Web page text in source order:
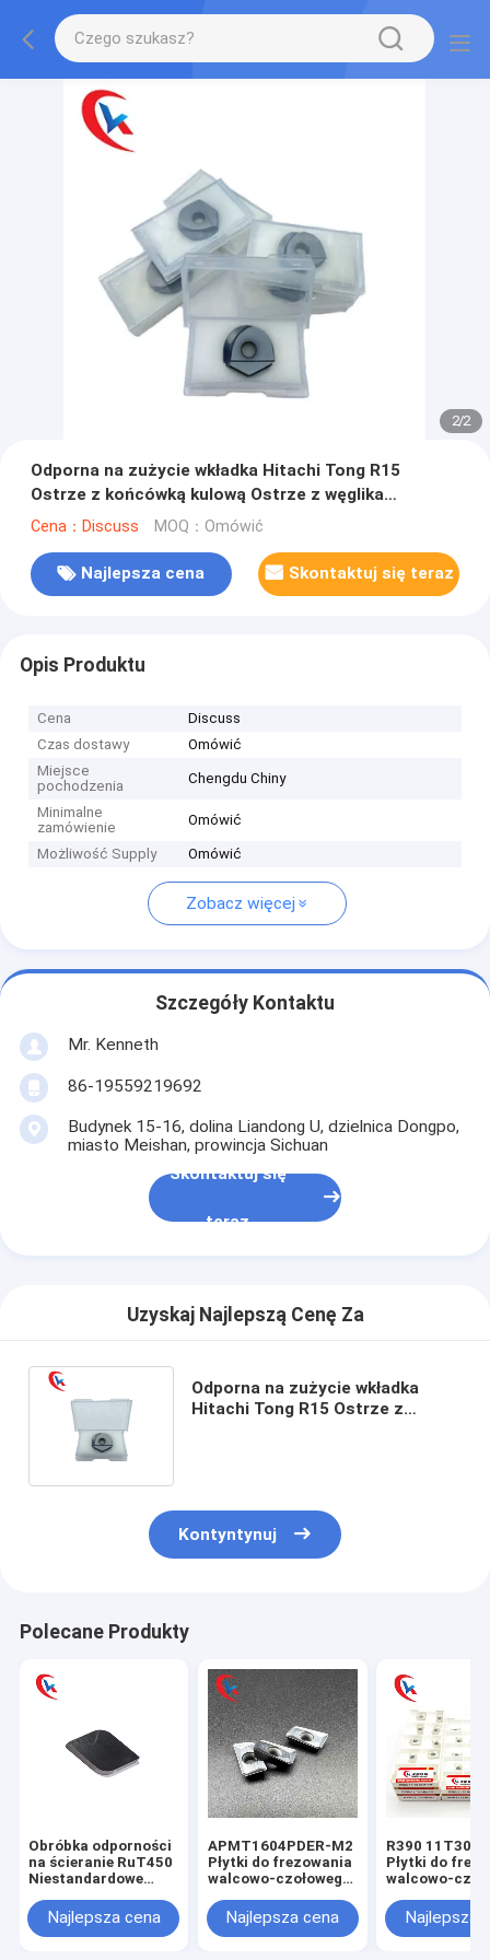
2/2
Odporna na zużycie wkładka Hitachi Tong R15
Ostrze z końcówką kulową Ostrze z węglika
spiekanego
Cena：Discuss MOQ：Omówić
Najlepsza cena Skontaktuj się teraz
Opis Produktu
Cena
Discuss
Czas dostawy
Omówić
Miejsce
pochodzenia
Chengdu Chiny
Minimalne
zamówienie
Omówić
Możliwość Supply Omówić
Zobacz więcej
Szczegóły Kontaktu
Mr. Kenneth
86-19559219692
Budynek 15-16, dolina Liandong U, dzielnica Dongpo,
miasto Meishan, prowincja Sichuan
Skontaktuj się
teraz
Uzyskaj Najlepszą Cenę Za
Odporna na zużycie wkładka
Hitachi Tong R15 Ostrze z
Kontyntynuj
Polecane Produkty
Obróbka odporności
na ścieranie RuT450
Niestandardowe
Niestandardowe
ostrze Narzędzie z
Najlepsza cena
APMT1604PDER-M2
Płytki do frezowania
walcowo-czołowego
stalowych, Płytki do
frezowania z węglika
Najlepsza cena
R390
Płytki do
walcowo-
stalowych,
frezowania z
Najlepsza